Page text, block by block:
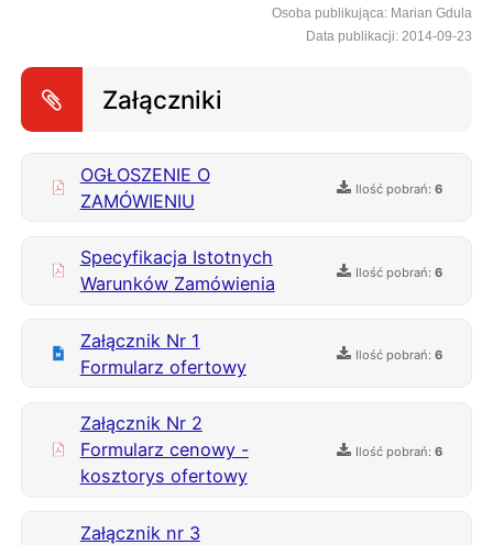
Osoba publikująca: Marian Gdula
Data publikacji: 2014-09-23
Załączniki
OGŁOSZENIE O
ZAMÓWIENIU
Ilość pobrań:6
Specyfikacja Istotnych
Warunków Zamówienia
Ilość pobrań:6
Załącznik Nr 1
Formularz ofertowy
Ilość pobrań:6
Załącznik Nr 2
Formularz cenowy -
kosztorys ofertowy
Ilość pobrań:6
Załącznik nr 3